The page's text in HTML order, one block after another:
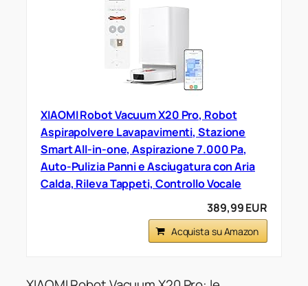
XIAOMI Robot Vacuum X20 Pro, Robot
Aspirapolvere Lavapavimenti, Stazione
Smart All-in-one, Aspirazione 7.000 Pa,
Auto-Pulizia Panni e Asciugatura con Aria
Calda, Rileva Tappeti, Controllo Vocale
389,99 EUR
Acquista su Amazon